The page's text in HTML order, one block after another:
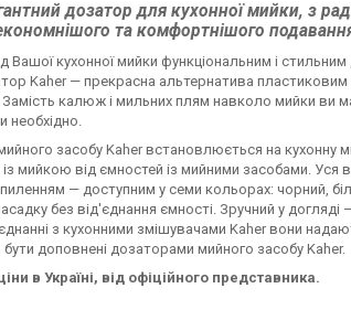
дозатор для кухонної мийки, з
та комфортнішого
Вашої кухонної мийки функціональним і
Kaher — прекрасна альтернатива пластиковим
Замість калюж і мильних плям навколо мийки ви
необхідно.
засобу Kaher встановлюється на кухонну
мийкою від ємностей із мийними засобами. Уся
— доступним у семи кольорах: чорний,
без від'єднання ємності. Зручний у
з кухонними змішувачами Kaher вони
доповнені дозаторами мийного засобу Kaher.
в Україні, від офіційного представника.